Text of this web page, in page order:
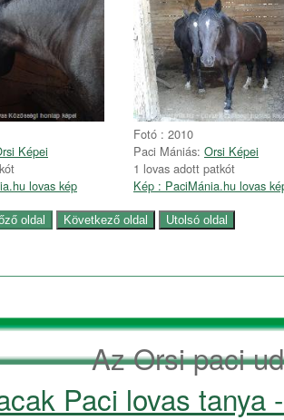
Képei
lovas kép
Fotó : 2010
Paci Mániás: Orsi Képei
1 lovas adott patkót
Kép : PaciMánia.hu lovas
Az Orsi paci
Paci lovas tanya